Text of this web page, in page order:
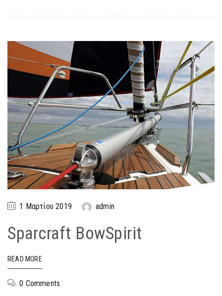
1 Μαρτίου 2019 admin
Sparcraft BowSpirit
READ MORE
0 Comments